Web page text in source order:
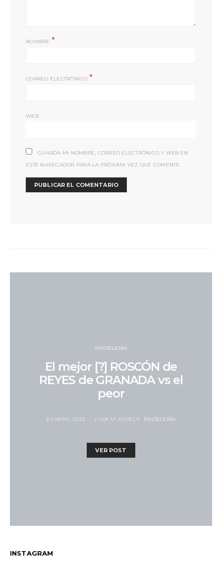
NOMBRE *
CORREO ELECTRÓNICO *
WEB
GUARDA MI NOMBRE, CORREO ELECTRÓNICO Y WEB EN
ESTE NAVEGADOR PARA LA PRÓXIMA VEZ QUE COMENTE.
PASTELERÍA
El mejor [?] ROSCÓN de
REYES de GRANADA vs el
peor
6 ENERO, 2023 JUAN M. AGRELA PASTELERÍA
VER POST
INSTAGRAM